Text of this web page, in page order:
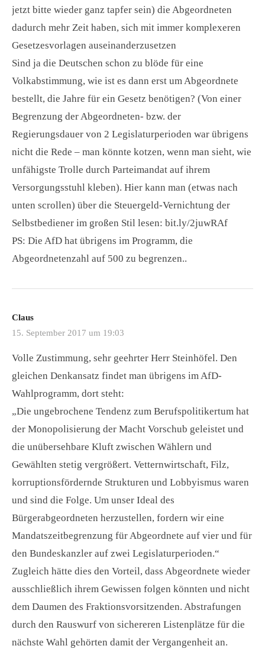
jetzt bitte wieder ganz tapfer sein) die Abgeordneten
dadurch mehr Zeit haben, sich mit immer komplexeren
Gesetzesvorlagen auseinanderzusetzen
Sind ja die Deutschen schon zu blöde für eine
Volkabstimmung, wie ist es dann erst um Abgeordnete
bestellt, die Jahre für ein Gesetz benötigen? (Von einer
Begrenzung der Abgeordneten- bzw. der
Regierungsdauer von 2 Legislaturperioden war übrigens
nicht die Rede – man könnte kotzen, wenn man sieht, wie
unfähigste Trolle durch Parteimandat auf ihrem
Versorgungsstuhl kleben). Hier kann man (etwas nach
unten scrollen) über die Steuergeld-Vernichtung der
Selbstbediener im großen Stil lesen: bit.ly/2juwRAf
PS: Die AfD hat übrigens im Programm, die
Abgeordnetenzahl auf 500 zu begrenzen..
Claus
15. September 2017 um 19:03
Volle Zustimmung, sehr geehrter Herr Steinhöfel. Den
gleichen Denkansatz findet man übrigens im AfD-
Wahlprogramm, dort steht:
„Die ungebrochene Tendenz zum Berufspolitikertum hat
der Monopolisierung der Macht Vorschub geleistet und
die unübersehbare Kluft zwischen Wählern und
Gewählten stetig vergrößert. Vetternwirtschaft, Filz,
korruptionsfördernde Strukturen und Lobbyismus waren
und sind die Folge. Um unser Ideal des
Bürgerabgeordneten herzustellen, fordern wir eine
Mandatszeitbegrenzung für Abgeordnete auf vier und für
den Bundeskanzler auf zwei Legislaturperioden.“
Zugleich hätte dies den Vorteil, dass Abgeordnete wieder
ausschließlich ihrem Gewissen folgen könnten und nicht
dem Daumen des Fraktionsvorsitzenden. Abstrafungen
durch den Rauswurf von sichereren Listenplätze für die
nächste Wahl gehörten damit der Vergangenheit an.